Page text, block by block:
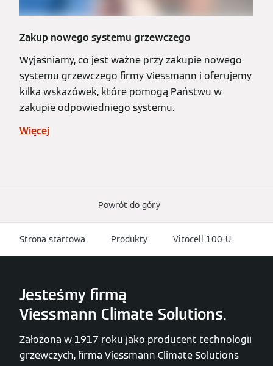
Zakup nowego systemu grzewczego
Wyjaśniamy, co jest ważne przy zakupie nowego
systemu grzewczego firmy Viessmann i oferujemy
kilka wskazówek, które pomogą Państwu w
zakupie odpowiedniego systemu.
Więcej
Powrót do góry
Strona startowa Produkty Vitocell 100-U
Jesteśmy firmą
Viessmann Climate Solutions.
Założona w 1917 roku jako producent technologii
grzewczych, firma Viessmann Climate Solutions